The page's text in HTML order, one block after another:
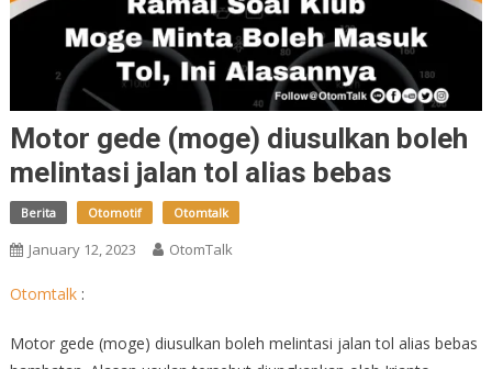
Motor gede (moge) diusulkan boleh
melintasi jalan tol alias bebas
Berita Otomotif Otomtalk
January 12, 2023 OtomTalk
Otomtalk:
Motor gede (moge) diusulkan boleh melintasi jalan tol alias bebas